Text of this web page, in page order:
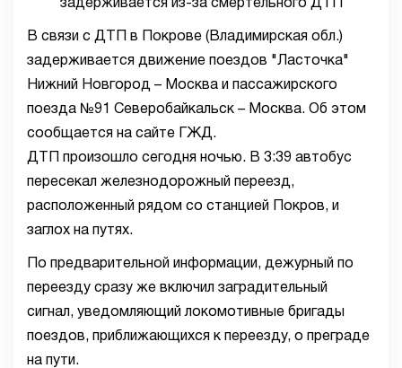
В связи с ДТП в Покрове (Владимирская обл.)
задерживается движение поездов "Ласточка"
Нижний Новгород – Москва и пассажирского
поезда №91 Северобайкальск – Москва. Об этом
сообщается на сайте ГЖД.
ДТП произошло сегодня ночью. В 3:39 автобус
пересекал железнодорожный переезд,
расположенный рядом со станцией Покров, и
заглох на путях.
По предварительной информации, дежурный по
переезду сразу же включил заградительный
сигнал, уведомляющий локомотивные бригады
поездов, приближающихся к переезду, о преграде
на пути.